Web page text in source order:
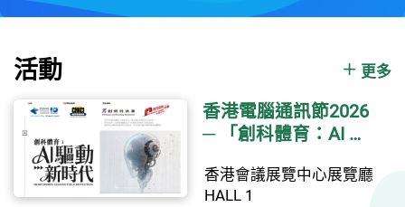
活動 更多
香港電腦通訊節2026
─ 「創科體育：AI 驅
香港會議展覽中心展覽廳
HALL 1